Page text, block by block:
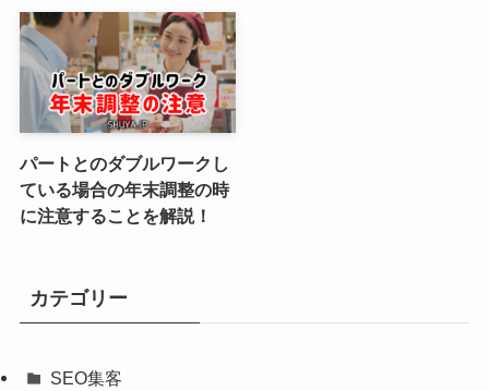
パートとのダブルワークし
ている場合の年末調整の時
に注意することを解説！
カテゴリー
SEO集客